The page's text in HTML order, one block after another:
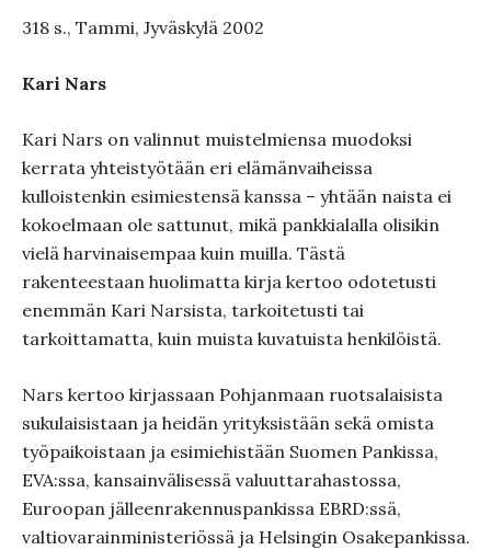
318 s., Tammi, Jyväskylä 2002
Kari Nars
Kari Nars on valinnut muistelmiensa muodoksi
kerrata yhteistyötään eri elämänvaiheissa
kulloistenkin esimiestensä kanssa – yhtään naista ei
kokoelmaan ole sattunut, mikä pankkialalla olisikin
vielä harvinaisempaa kuin muilla. Tästä
rakenteestaan huolimatta kirja kertoo odotetusti
enemmän Kari Narsista, tarkoitetusti tai
tarkoittamatta, kuin muista kuvatuista henkilöistä.
Nars kertoo kirjassaan Pohjanmaan ruotsalaisista
sukulaisistaan ja heidän yrityksistään sekä omista
työpaikoistaan ja esimiehistään Suomen Pankissa,
EVA:ssa, kansainvälisessä valuuttarahastossa,
Euroopan jälleenrakennuspankissa EBRD:ssä,
valtiovarainministeriössä ja Helsingin Osakepankissa.